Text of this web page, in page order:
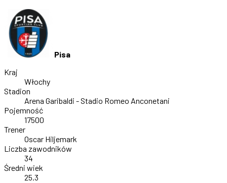
Pisa
Kraj
Włochy
Stadion
Arena Garibaldi - Stadio Romeo Anconetani
Pojemność
17500
Trener
Oscar Hiljemark
Liczba zawodników
34
Średni wiek
25.3